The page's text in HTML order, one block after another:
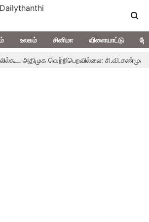
உலகம் சினிமா விளையாட்டு
அதிமுக வெற்றிபெறவில்லை: சி.வி.சண்முகம்